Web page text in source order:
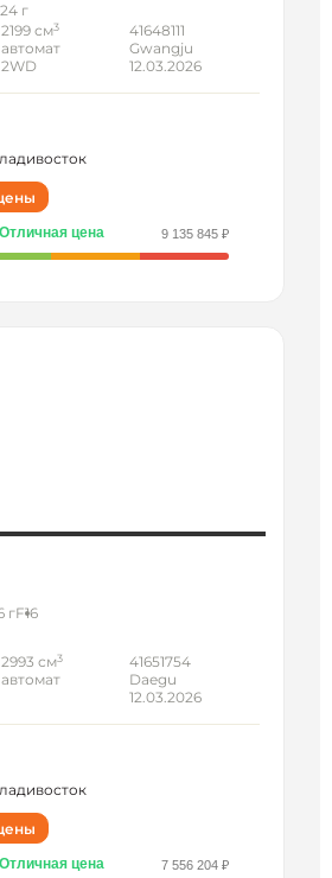
г
2199 см3
автомат
2WD
41648111
Gwangju
12.03.2026
Отличная цена 9 135 845 ₽
гF16
2993 см3
автомат
41651754
Daegu
12.03.2026
Отличная цена 7 556 204 ₽